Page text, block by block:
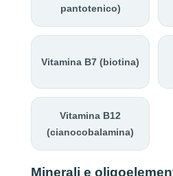
pantotenico)
Vitamina B7 (biotina)
Vitamina B12
(cianocobalamina)
Minerali e